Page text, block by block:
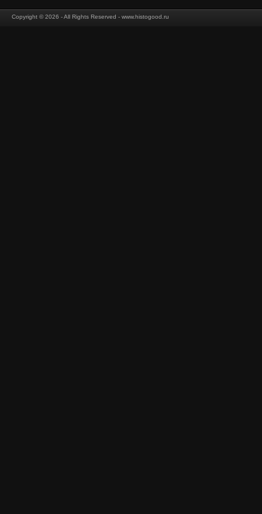
Copyright © 2026 - All Rights Reserved - www.histogood.ru